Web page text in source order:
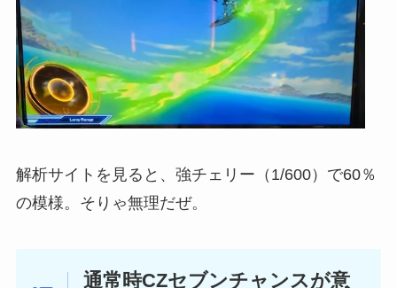
解析サイトを見ると、強チェリー（1/600）で60％
の模様。そりゃ無理だぜ。
通常時CZセブンチャンスが意